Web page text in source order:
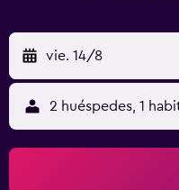
vie. 14/8
2 huéspedes, 1